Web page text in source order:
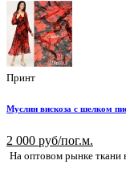
Принт
Муслин вискоза с шелком
2 000 руб/пог.м.
На оптовом рынке ткани